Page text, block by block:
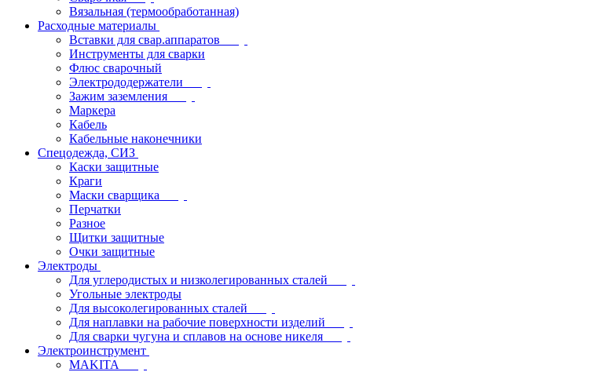
Вязальная (термообработанная)
Расходные материалы
Вставки для свар.аппаратов
Инструменты для сварки
Флюс сварочный
Электрододержатели
Зажим заземления
Маркера
Кабель
Кабельные наконечники
Спецодежда, СИЗ
Каски защитные
Краги
Маски сварщика
Перчатки
Разное
Щитки защитные
Очки защитные
Электроды
Для углеродистых и низколегированных сталей
Угольные электроды
Для высоколегированных сталей
Для наплавки на рабочие поверхности изделий
Для сварки чугуна и сплавов на основе никеля
Электроинструмент
МAKITA